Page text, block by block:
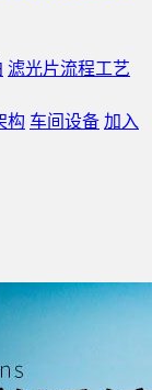
滤光片流程工艺
构 车间设备 加入